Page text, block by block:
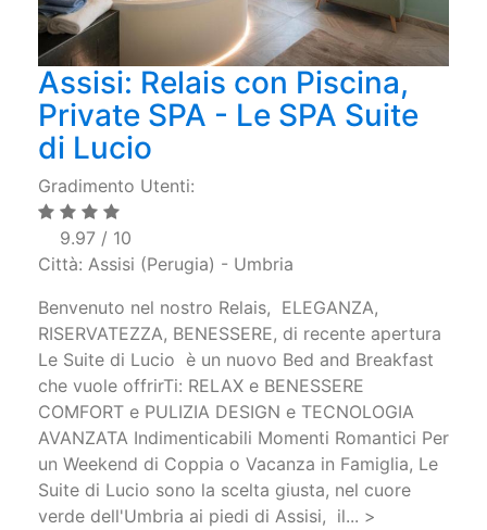
Assisi: Relais con Piscina,
Private SPA - Le SPA Suite
di Lucio
Gradimento Utenti:
9.97 / 10
Città: Assisi (Perugia) - Umbria
Benvenuto nel nostro Relais, ELEGANZA,
RISERVATEZZA, BENESSERE, di recente apertura
Le Suite di Lucio è un nuovo Bed and Breakfast
che vuole offrirTi: RELAX e BENESSERE
COMFORT e PULIZIA DESIGN e TECNOLOGIA
AVANZATA Indimenticabili Momenti Romantici Per
un Weekend di Coppia o Vacanza in Famiglia, Le
Suite di Lucio sono la scelta giusta, nel cuore
verde dell'Umbria ai piedi di Assisi, il... >